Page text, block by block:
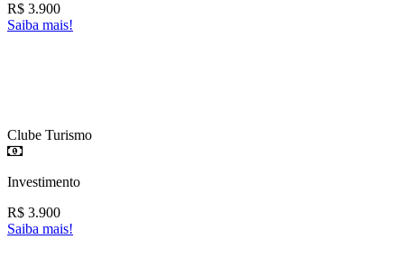
R$ 3.900
Saiba mais!
Clube Turismo
Investimento
R$ 3.900
Saiba mais!